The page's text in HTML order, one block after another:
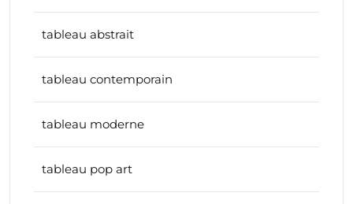
tableau abstrait
tableau contemporain
tableau moderne
tableau pop art